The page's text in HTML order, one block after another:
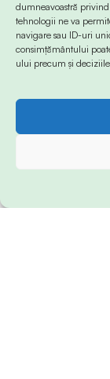
dumneavoastră
tehnologii ne va
navigare sau ID-uri
consimțământului
ului precum și